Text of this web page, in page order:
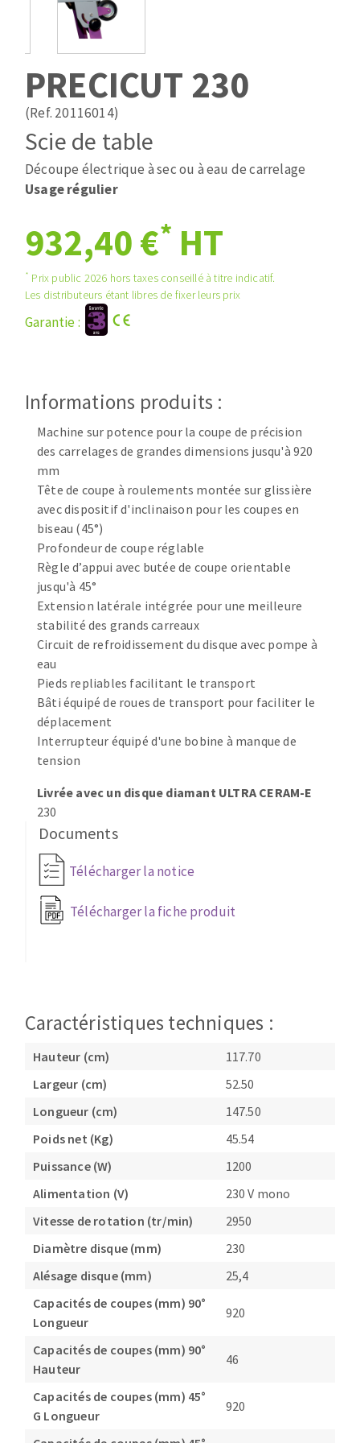
Pose des joints
Nettoyage
Mèches
Fraises carbure
Fers et plaquettes
Lames de scie à ruban
ABRASIFS APPLIQUÉS
Disques auto-agrippant
Patins
Disques fibre et papier
Bandes abrasives
Feuilles 230 x 280 mm
Cales à poncer et patins
Plateaux supports
DISQUES ABRASIFS
Meules d'ébarbage
TRAITEMENT DE SURFACE
Disques à lamelles
Roues à lamelles
Meules sur tige
Brosses
Feutres à polir
Bandes sans fin
Rouleaux d'atelier
NETTOYAGE
MACHINES POUR LE TRAVAIL DU MÉTAL
Tronçonneuses
Scies à ruban
Perceuses
Affuteurs de forets
Tourets
Ponceuses
Tours à métaux
OUTILS COUPANTS
Fraises scies
Rubans
PRECICUT 230
(Ref. 20116014)
Scie de table
Découpe électrique à sec ou à eau de carrelage
Usage régulier
932,40 €* HT
* Prix public 2026 hors taxes conseillé à titre indicatif.
Les distributeurs étant libres de fixer leurs prix
Garantie :
Informations produits :
Machine sur potence pour la coupe de précision
des carrelages de grandes dimensions jusqu'à 920
mm
Tête de coupe à roulements montée sur glissière
avec dispositif d'inclinaison pour les coupes en
biseau (45°)
Profondeur de coupe réglable
Règle d’appui avec butée de coupe orientable
jusqu'à 45°
Extension latérale intégrée pour une meilleure
stabilité des grands carreaux
Circuit de refroidissement du disque avec pompe à
eau
Pieds repliables facilitant le transport
Bâti équipé de roues de transport pour faciliter le
déplacement
Interrupteur équipé d'une bobine à manque de
tension
Livrée avec un disque diamant ULTRA CERAM-E
230
Documents
Télécharger la notice
Télécharger la fiche produit
Caractéristiques techniques :
Hauteur (cm)
117.70
Largeur (cm)
52.50
Longueur (cm)
147.50
Poids net (Kg)
45.54
Puissance (W)
1200
Alimentation (V)
230 V mono
Vitesse de rotation (tr/min)
2950
Diamètre disque (mm)
230
Alésage disque (mm)
25,4
Capacités de coupes (mm) 90°
Longueur
920
Capacités de coupes (mm) 90°
Hauteur
46
Capacités de coupes (mm) 45°
G Longueur
920